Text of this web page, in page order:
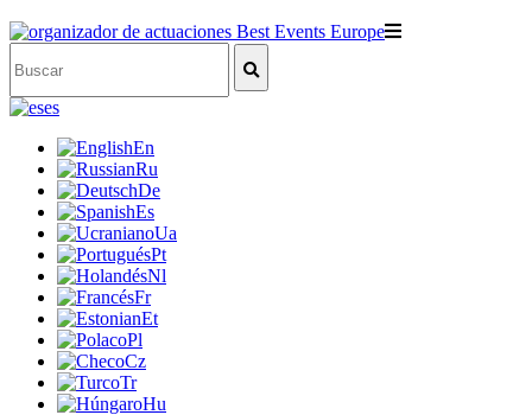
es
En
Ru
De
Es
Ua
Pt
Nl
Fr
Et
Pl
Cz
Tr
Hu